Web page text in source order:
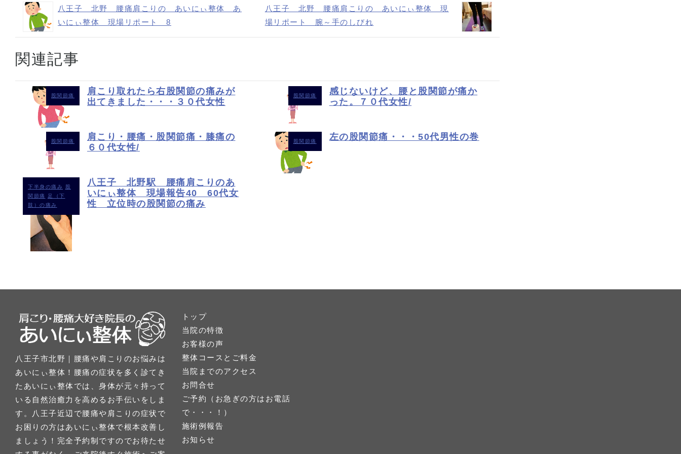
八王子 北野 腰痛肩こりの あいにぃ整体 あ
いにぃ整体 現場リポート 8
八王子 北野 腰痛肩こりの あいにぃ整体 現
場リポート 腕～手のしびれ
関連記事
股関節痛
肩こり取れたら右股関節の痛みが
出てきました・・・３０代女性
股関節痛
感じないけど、腰と股関節が痛か
った。７０代女性/
股関節痛
肩こり・腰痛・股関節痛・膝痛の
６０代女性/
股関節痛 左の股関節痛・・・50代男性の巻
下半身の痛み
股
関節痛
足（下
肢）の痛み
八王子 北野駅 腰痛肩こりのあ
いにぃ整体 現場報告40 60代女
性 立位時の股関節の痛み
八王子市北野｜腰痛や肩こりのお悩みは
あいにぃ整体！腰痛の症状を多く診てき
たあいにぃ整体では、身体が元々持って
いる自然治癒力を高めるお手伝いをしま
す。八王子近辺で腰痛や肩こりの症状で
お困りの方はあいにぃ整体で根本改善し
ましょう！完全予約制ですのでお待たせ
トップ
当院の特徴
お客様の声
整体コースとご料金
当院までのアクセス
お問合せ
ご予約（お急ぎの方はお電話
で・・・！）
施術例報告
お知らせ